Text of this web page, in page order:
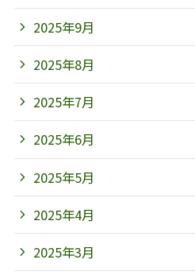
2025年9月
2025年8月
2025年7月
2025年6月
2025年5月
2025年4月
2025年3月